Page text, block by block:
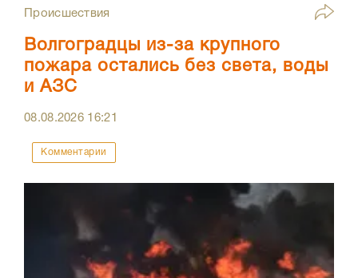
Происшествия
Волгоградцы из-за крупного
пожара остались без света, воды
и АЗС
08.08.2026 16:21
Комментарии